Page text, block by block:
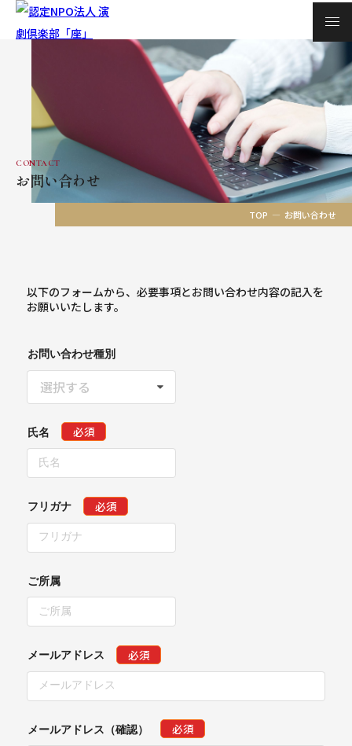
CONTACT
お問い合わせ
TOP お問い合わせ
以下のフォームから、必要事項とお問い合わせ内容の記入を
お願いいたします。
お問い合わせ種別
選択する
氏名 必須
フリガナ 必須
ご所属
メールアドレス 必須
メールアドレス（確認） 必須